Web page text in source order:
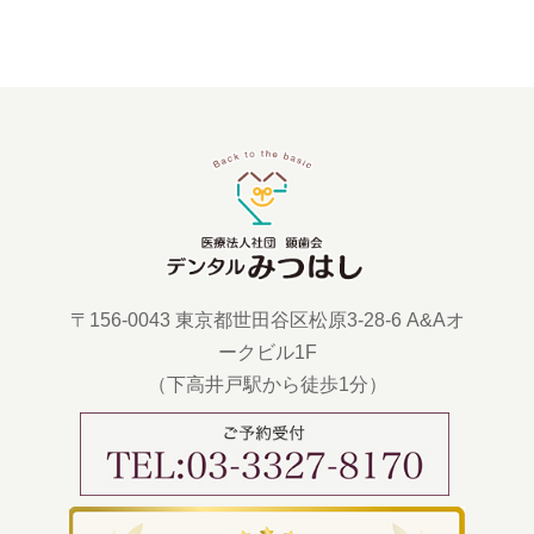
〒156-0043 東京都世田谷区松原3-28-6 A&Aオ
ークビル1F
（下高井戸駅から徒歩1分）